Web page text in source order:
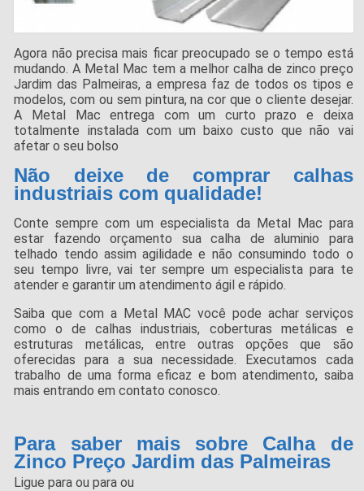
Agora não precisa mais ficar preocupado se o tempo está
mudando. A Metal Mac tem a melhor calha de zinco preço
Jardim das Palmeiras, a empresa faz de todos os tipos e
modelos, com ou sem pintura, na cor que o cliente desejar.
A Metal Mac entrega com um curto prazo e deixa
totalmente instalada com um baixo custo que não vai
afetar o seu bolso
Não deixe de comprar calhas
industriais com qualidade!
Conte sempre com um especialista da Metal Mac para
estar fazendo orçamento sua calha de aluminio para
telhado tendo assim agilidade e não consumindo todo o
seu tempo livre, vai ter sempre um especialista para te
atender e garantir um atendimento ágil e rápido.
Saiba que com a Metal MAC você pode achar serviços
como o de calhas industriais, coberturas metálicas e
estruturas metálicas, entre outras opções que são
oferecidas para a sua necessidade. Executamos cada
trabalho de uma forma eficaz e bom atendimento, saiba
mais entrando em contato conosco.
Para saber mais sobre Calha de
Zinco Preço Jardim das Palmeiras
Ligue paraou paraou